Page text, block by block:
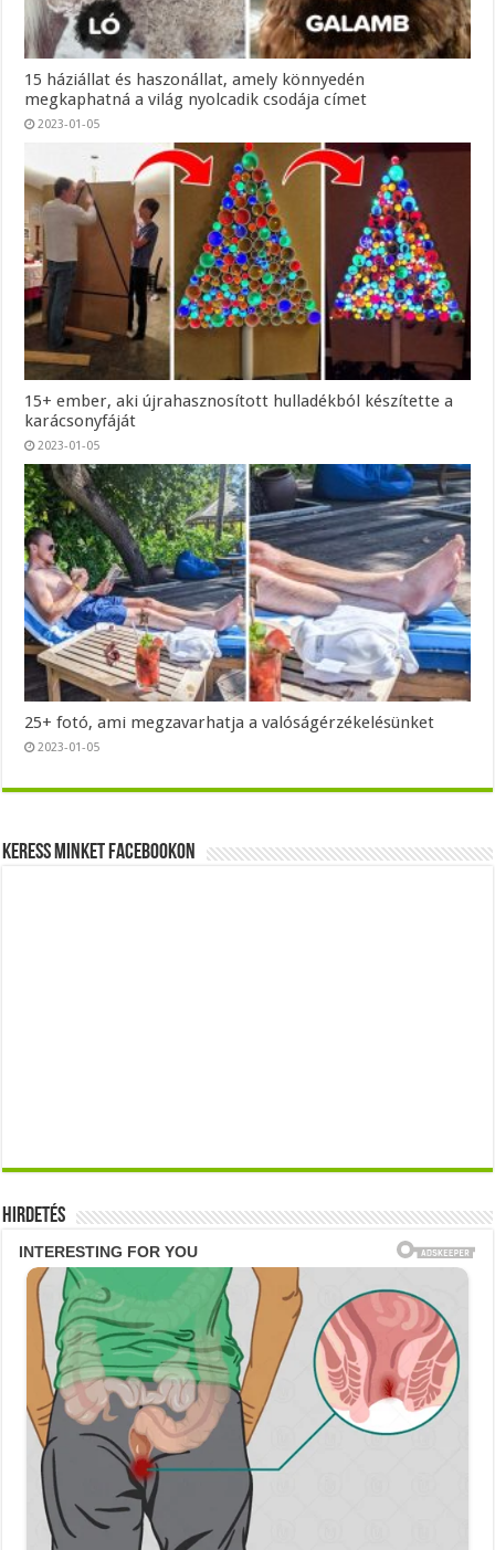
15 háziállat és haszonállat, amely könnyedén
megkaphatná a világ nyolcadik csodája címet
2023-01-05
15+ ember, aki újrahasznosított hulladékból készítette a
karácsonyfáját
2023-01-05
25+ fotó, ami megzavarhatja a valóságérzékelésünket
2023-01-05
Keress minket Facebookon
Hirdetés